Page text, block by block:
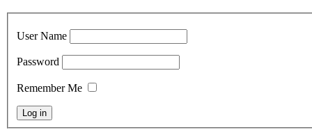
User Name
Password
Remember Me